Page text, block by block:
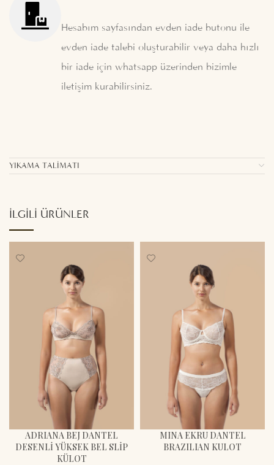
Hesabım sayfasından evden iade butonu ile
evden iade talebi oluşturabilir veya daha hızlı
bir iade için whatsapp üzerinden bizimle
iletişim kurabilirsiniz.
YIKAMA TALIMATI
İLGILI ÜRÜNLER
ADRIANA BEJ DANTEL
DESENLI YÜKSEK BEL SLIP
KÜLOT
MINA EKRU DANTEL
BRAZILIAN KULOT